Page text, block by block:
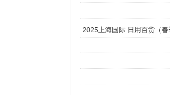
2025上海国际 日用百货（